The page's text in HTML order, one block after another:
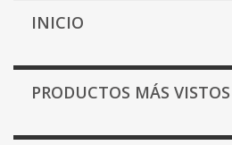
INICIO
PRODUCTOS MÁS VISTOS